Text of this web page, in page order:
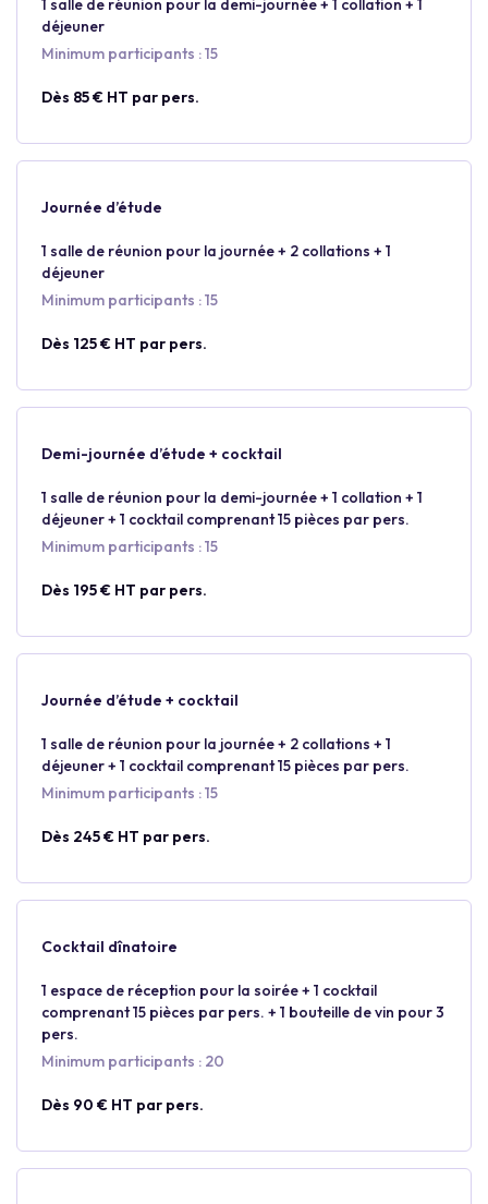
1 salle de réunion pour la demi-journée + 1 collation + 1
déjeuner
Minimum participants : 15
Dès 85 € HT par pers.
Journée d’étude
1 salle de réunion pour la journée + 2 collations + 1
déjeuner
Minimum participants : 15
Dès 125 € HT par pers.
Demi-journée d’étude + cocktail
1 salle de réunion pour la demi-journée + 1 collation + 1
déjeuner + 1 cocktail comprenant 15 pièces par pers.
Minimum participants : 15
Dès 195 € HT par pers.
Journée d’étude + cocktail
1 salle de réunion pour la journée + 2 collations + 1
déjeuner + 1 cocktail comprenant 15 pièces par pers.
Minimum participants : 15
Dès 245 € HT par pers.
Cocktail dînatoire
1 espace de réception pour la soirée + 1 cocktail
comprenant 15 pièces par pers. + 1 bouteille de vin pour 3
pers.
Minimum participants : 20
Dès 90 € HT par pers.